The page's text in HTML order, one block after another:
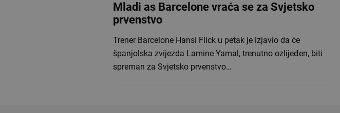
Mladi as Barcelone vraća se za Svjetsko
prvenstvo
Trener Barcelone Hansi Flick u petak je izjavio da će
španjolska zvijezda Lamine Yamal, trenutno ozlijeđen, biti
spreman za Svjetsko prvenstvo…